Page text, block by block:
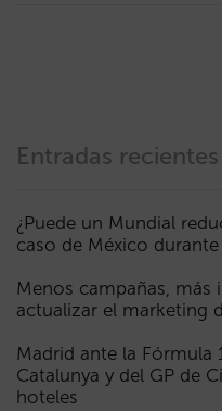
Entradas recientes
¿Puede un Mundial
caso de México
Menos campañas, más
actualizar el marketing
Madrid ante la Fórmula
Catalunya y del GP de
hoteles